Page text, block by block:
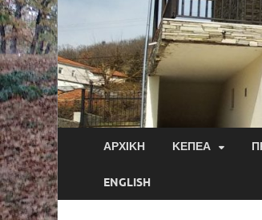
ΑΡΧΙΚΉ ΚΕΠΕΑ
ENGLISH